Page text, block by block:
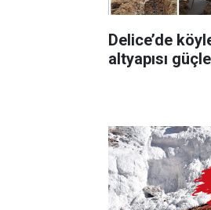
Delice’de
altyapısı